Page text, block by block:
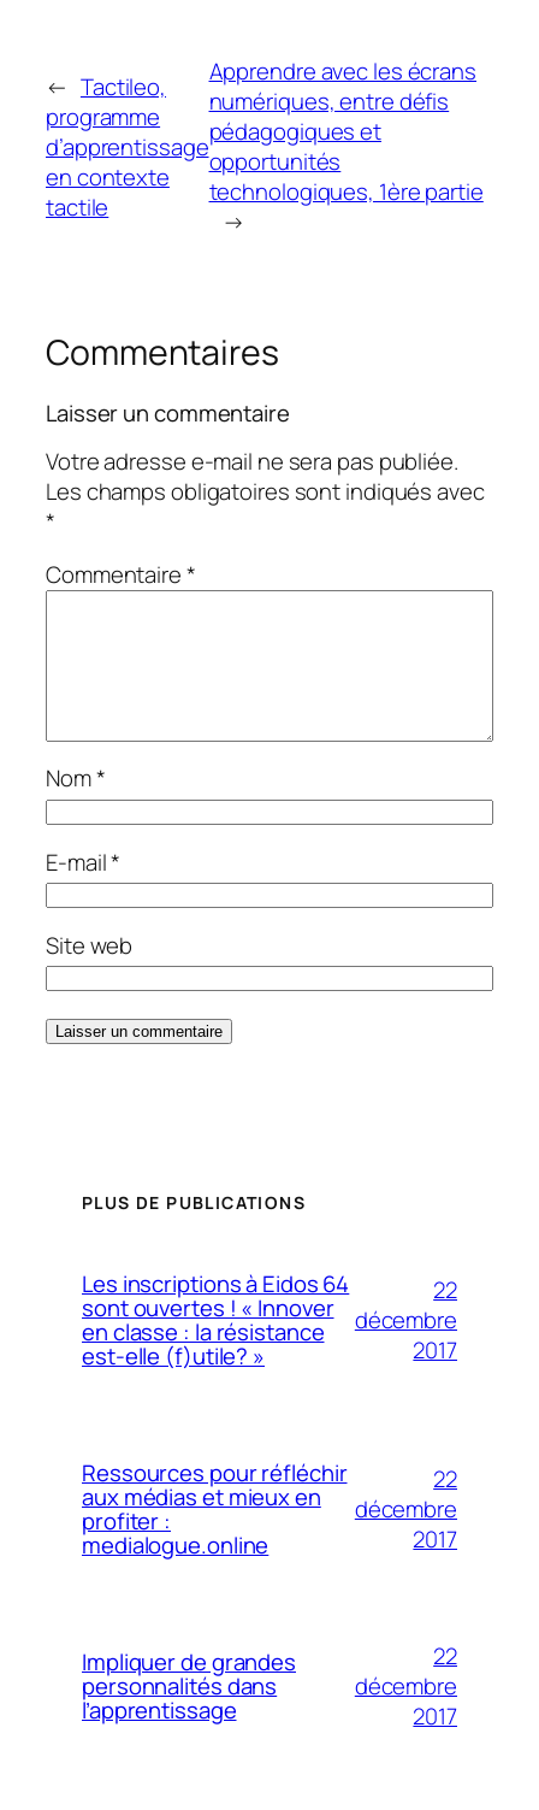
← Tactileo,
programme
d’apprentissage
en contexte
tactile
Apprendre avec les écrans
numériques, entre défis
pédagogiques et
opportunités
technologiques, 1ère partie
→
Commentaires
Laisser un commentaire
Votre adresse e-mail ne sera pas publiée.
Les champs obligatoires sont indiqués avec
*
Commentaire*
Nom*
E-mail*
Site web
PLUS DE PUBLICATIONS
Les inscriptions à Eidos 64
sont ouvertes ! « Innover
en classe : la résistance
est-elle (f)utile? »
22
décembre
2017
Ressources pour réfléchir
aux médias et mieux en
profiter :
medialogue.online
22
décembre
2017
Impliquer de grandes
personnalités dans
l’apprentissage
22
décembre
2017